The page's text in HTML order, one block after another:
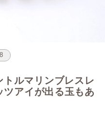
ルマリンブレスレ
ツアイが出る玉もあ